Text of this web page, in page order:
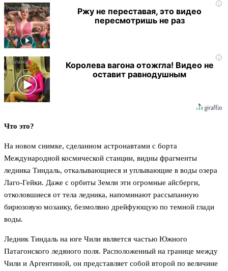
i
Ржу не переставая, это видео
пересмотришь не раз
i
Королева вагона отожгла! Видео не
оставит равнодушным
Что это?
На новом снимке, сделанном астронавтами с борта
Международной космической станции, видны фрагменты
ледника Тиндаль, откалывающиеся и уплывающие в воды озера
Лаго-Гейки. Даже с орбиты Земли эти огромные айсберги,
отколовшиеся от тела ледника, напоминают рассыпанную
бирюзовую мозаику, безмолвно дрейфующую по темной глади
воды.
Ледник Тиндаль на юге Чили является частью Южного
Патагонского ледяного поля. Расположенный на границе между
Чили и Аргентиной, он представляет собой второй по величине